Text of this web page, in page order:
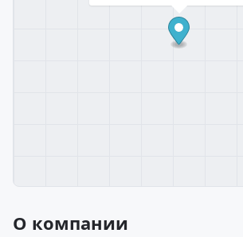
О компании